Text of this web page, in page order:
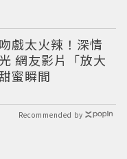
戲太火辣！深情
網友影片「放大
蜜瞬間
Recommended by